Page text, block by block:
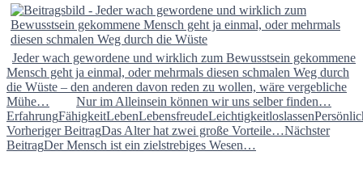
Jeder wach gewordene und wirklich zum Bewusstsein gekommene
Mensch geht ja einmal, oder mehrmals diesen schmalen Weg durch
die Wüste – den anderen davon reden zu wollen, wäre vergebliche
Mühe…
Nur im Alleinsein können wir uns selber finden…
ErfahrungFähigkeitLebenLebensfreudeLeichtigkeitloslassen
Beitragsnavigation
Vorheriger BeitragDas Alter hat zwei große Vorteile…Nächster
BeitragDer Mensch ist ein zielstrebiges Wesen…